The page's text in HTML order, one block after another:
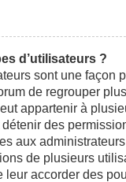
d’utilisateurs ?
sont une façon
de regrouper
appartenir à
des
aux
de plusieurs
leur accorder des